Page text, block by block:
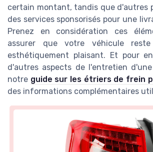
certain montant, tandis que d'autres
des services sponsorisés pour une
Prenez en considération ces
assurer que votre véhicule
esthétiquement plaisant. Et pour
d'autres aspects de l'entretien
notre guide sur les étriers de frein
des informations complémentaires